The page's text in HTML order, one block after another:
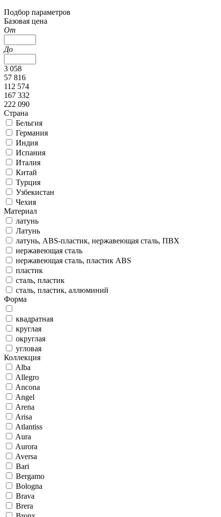
Подбор параметров
Базовая цена
От
До
3 058
57 816
112 574
167 332
222 090
Страна
Бельгия
Германия
Индия
Испания
Италия
Китай
Турция
Узбекистан
Чехия
Материал
латунь
Латунь
латунь, ABS-пластик, нержавеющая сталь, ПВХ
нержавеющая сталь
нержавеющая сталь, пластик ABS
пластик
сталь, пластик
сталь, пластик, аллюминий
Форма
квадратная
круглая
округлая
угловая
Коллекция
Alba
Allegro
Ancona
Angel
Arena
Arisa
Atlantiss
Aura
Aurora
Aversa
Bari
Bergamo
Bologna
Brava
Brera